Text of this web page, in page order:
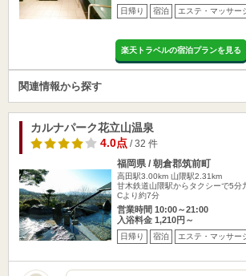
日帰り 宿泊 エステ・マッサー
楽天トラベルの宿泊プランを見る
関連情報から探す
カルナパーク花立山温泉
4.0点/ 32 件
福岡県 / 朝倉郡筑前町
高田駅3.00km 山隈駅2.31km
甘木鉄道山隈駅からタクシーで5分
Cより約7分
営業時間 10:00～21:00
入浴料金 1,210円～
日帰り 宿泊 エステ・マッサー